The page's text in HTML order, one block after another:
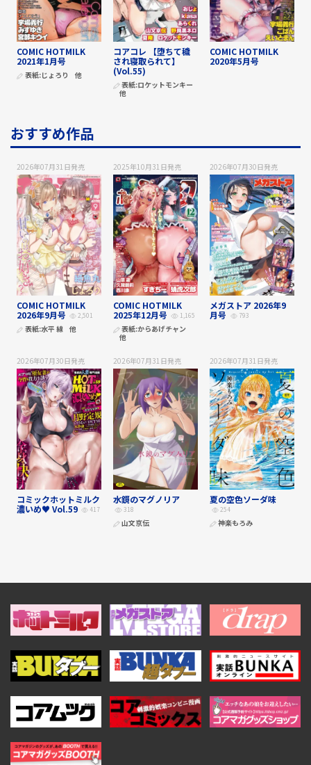
COMIC HOTMILK
2021年1月号
表紙:じょろり 他
コアコレ 【堕ちて穢
され寝取られて】
(Vol.55)
表紙:ロケットモンキー
他
COMIC HOTMILK
2020年5月号
おすすめ作品
2026年07月31日発売
COMIC HOTMILK
2026年9月号
2,501
表紙:水平 線 他
2025年10月31日発売
COMIC HOTMILK
2025年12月号
1,165
表紙:からあげチャン
他
2026年07月30日発売
メガストア 2026年9
月号
793
2026年07月30日発売
コミックホットミルク
濃いめ♥ Vol.59
417
2026年07月31日発売
水鏡のマグノリア
318
山文京伝
2026年07月31日発売
夏の空色ソーダ味
254
神楽もろみ